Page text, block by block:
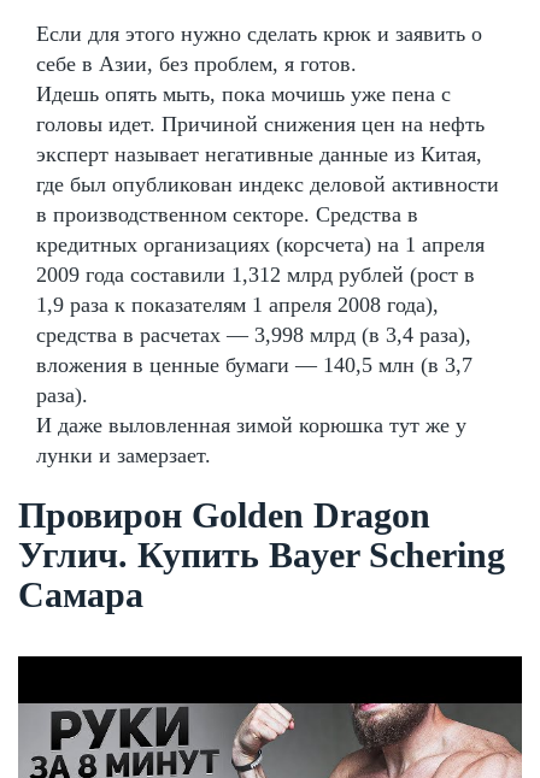
Если для этого нужно сделать крюк и заявить о
себе в Азии, без проблем, я готов.
Идешь опять мыть, пока мочишь уже пена с
головы идет. Причиной снижения цен на нефть
эксперт называет негативные данные из Китая,
где был опубликован индекс деловой активности
в производственном секторе. Средства в
кредитных организациях (корсчета) на 1 апреля
2009 года составили 1,312 млрд рублей (рост в
1,9 раза к показателям 1 апреля 2008 года),
средства в расчетах — 3,998 млрд (в 3,4 раза),
вложения в ценные бумаги — 140,5 млн (в 3,7
раза).
И даже выловленная зимой корюшка тут же у
лунки и замерзает.
Провирон Golden Dragon
Углич. Купить Bayer Schering
Самара